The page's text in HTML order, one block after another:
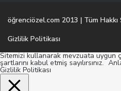
öğrenciözel.com 2013 | Tüm Hakkı
Gizlilik Politikası
Sitemizi kullanarak mevzuata uygun
şartlarını kabul etmiş sayılırsınız.
Gizlilik Politikası